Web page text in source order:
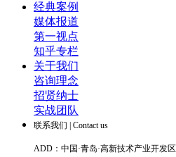
经典案例
媒体报道
第一视点
知乎专栏
关于我们
咨询理念
招贤纳士
实战团队
联系我们 | Contact us
ADD：中国·青岛·高新技术产业开发区